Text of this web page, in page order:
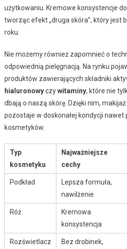
użytkowaniu. Kremowe konsystencje
tworząc efekt „druga skóra”, który jest
roku.
Nie możemy również zapomnieć o
odpowiednią pielęgnacją. Na rynku
produktów zawierających składniki
hialuronowyczywitaminy, które nie
dbają o naszą skórę. Dzięki nim,
pozostaje w doskonałej kondycji nawet
kosmetyków.
Typ
kosmetyku
Najważniejsze
cechy
Podkład
Lepsza formuła,
nawilżenie
Róż
Kremowa
konsystencja
Rozświetlacz
Bez drobinek,